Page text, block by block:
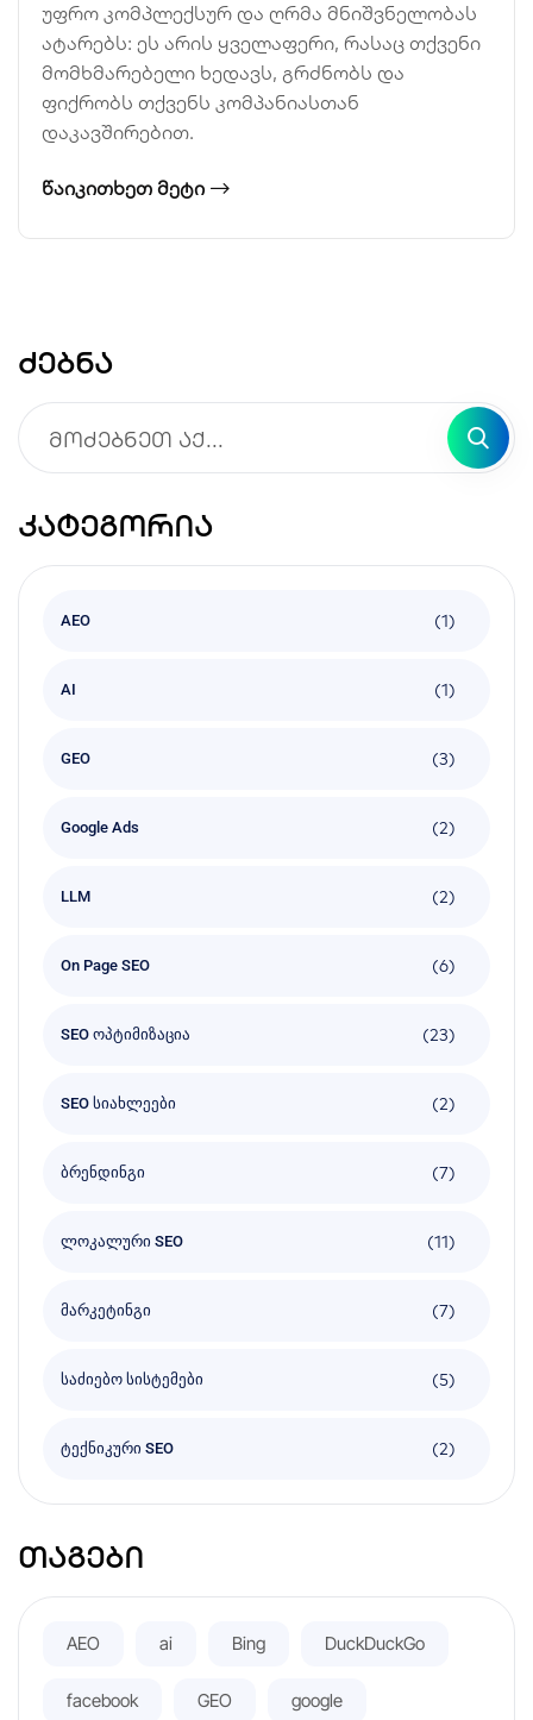
უფრო კომპლექსურ და ღრმა მნიშვნელობას
ატარებს: ეს არის ყველაფერი, რასაც თქვენი
მომხმარებელი ხედავს, გრძნობს და
ფიქრობს თქვენს კომპანიასთან
დაკავშირებით.
ᲬᲐᲘᲙᲘᲗᲮᲔᲗ ᲛᲔᲢᲘ
ძებნა
კატეგორია
AEO (1)
AI (1)
GEO (3)
Google Ads (2)
LLM (2)
On Page SEO (6)
SEO ოპტიმიზაცია (23)
SEO სიახლეები (2)
ბრენდინგი (7)
ლოკალური SEO (11)
მარკეტინგი (7)
საძიებო სისტემები (5)
ტექნიკური SEO (2)
თაგები
AEO ai Bing DuckDuckGo
facebook GEO google